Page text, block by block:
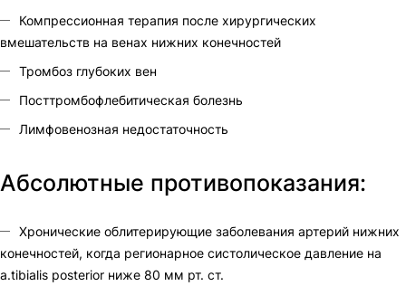
Компрессионная терапия после хирургических
вмешательств на венах нижних конечностей
Тромбоз глубоких вен
Посттромбофлебитическая болезнь
Лимфовенозная недостаточность
Абсолютные противопоказания:
Хронические облитерирующие заболевания артерий нижних
конечностей, когда регионарное систолическое давление на
a.tibialis posterior ниже 80 мм рт. ст.